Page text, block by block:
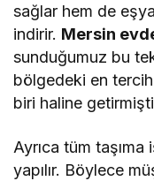
sağlar hem de
indirir. Mersin
sunduğumuz bu
bölgedeki en
biri haline
Ayrıca tüm
yapılır. Böylece